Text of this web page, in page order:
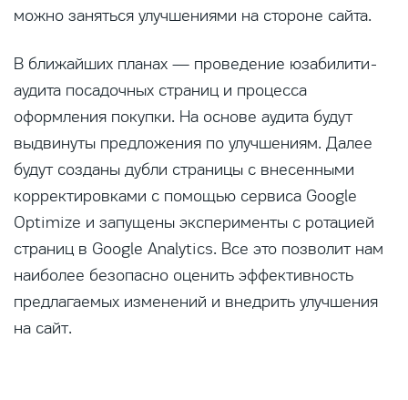
можно заняться улучшениями на стороне сайта.
В ближайших планах — проведение юзабилити-
аудита посадочных страниц и процесса
оформления покупки. На основе аудита будут
выдвинуты предложения по улучшениям. Далее
будут созданы дубли страницы с внесенными
корректировками с помощью сервиса Google
Optimize и запущены эксперименты c ротацией
страниц в Google Analytics. Все это позволит нам
наиболее безопасно оценить эффективность
предлагаемых изменений и внедрить улучшения
на сайт.